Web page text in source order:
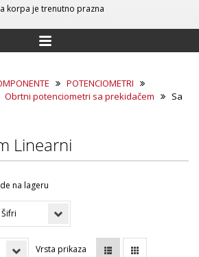
korpa je trenutno prazna
POTENCIOMETRI
Obrtni potenciometri sa prekidačem
Sa
Linearni
na lageru
Vrsta prikaza